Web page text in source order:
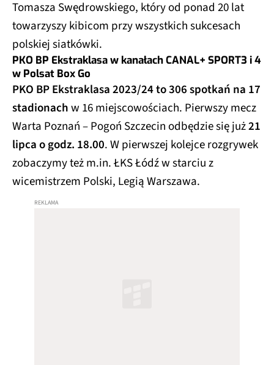
Tomasza Swędrowskiego, który od ponad 20 lat
towarzyszy kibicom przy wszystkich sukcesach
polskiej siatkówki.
PKO BP Ekstraklasa w kanałach CANAL+ SPORT3 i 4
w Polsat Box Go
PKO BP Ekstraklasa 2023/24 to 306 spotkań na 17
stadionachw 16 miejscowościach. Pierwszy mecz
Warta Poznań – Pogoń Szczecin odbędzie się już21
lipca o godz. 18.00. W pierwszej kolejce rozgrywek
zobaczymy też m.in. ŁKS Łódź w starciu z
wicemistrzem Polski, Legią Warszawa.